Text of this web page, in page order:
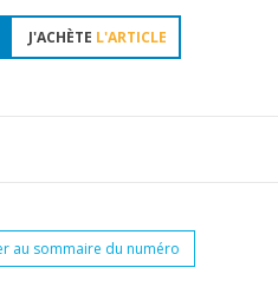
J'ACHÈTE L'ARTICLE
au sommaire du numéro